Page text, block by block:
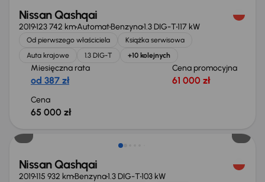
Nissan Qashqai
2019123 742 kmAutomatBenzyna1.3 DIG-T117 kW
Od pierwszego właściciela
Książka serwisowa
Auta krajowe
1.3 DIG-T +10 kolejnych
Miesięczna rata
od 387 zł
Cena promocyjna
61 000 zł
Cena
65 000 zł
Nissan Qashqai
2019115 932 kmBenzyna1.3 DIG-T103 kW